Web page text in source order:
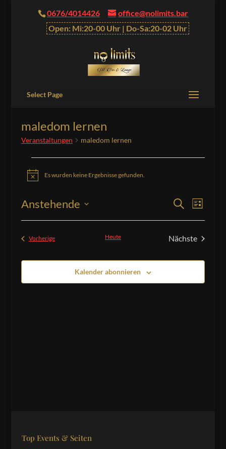
0676/4014426
office@nolimits.bar
Open: Mi:20-00 Uhr | Do-Sa:20-02 Uhr
Select Page
maledom lernen
Veranstaltungen maledom lernen
HinweisEs wurden keine Ergebnisse gefunden.
Ansichten,
Suche
Liste
Anstehende
VorherigeVeranstaltungen Heute
Nächste
Kalender abonnieren
Top Events & Seiten